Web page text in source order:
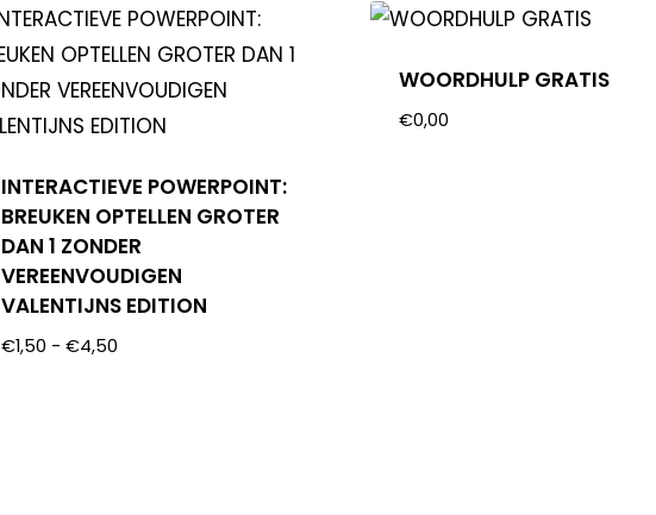
INTERACTIEVE POWERPOINT:
BREUKEN OPTELLEN GROTER
DAN 1 ZONDER
VEREENVOUDIGEN
VALENTIJNS EDITION
€1,50 - €4,50
WOORDHULP GRATIS
€0,00